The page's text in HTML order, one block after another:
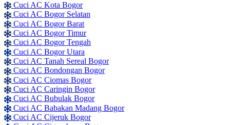
Cuci AC Kota Bogor
Cuci AC Bogor Selatan
Cuci AC Bogor Barat
Cuci AC Bogor Timur
Cuci AC Bogor Tengah
Cuci AC Bogor Utara
Cuci AC Tanah Sereal Bogor
Cuci AC Bondongan Bogor
Cuci AC Ciomas Bogor
Cuci AC Caringin Bogor
Cuci AC Bubulak Bogor
Cuci AC Babakan Madang Bogor
Cuci AC Cijeruk Bogor